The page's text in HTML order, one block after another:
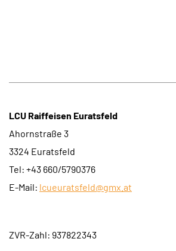
LCU Raiffeisen Euratsfeld
Ahornstraße 3
3324 Euratsfeld
Tel: +43 660/5790376
E-Mail: lcueuratsfeld@gmx.at
ZVR-Zahl: 937822343